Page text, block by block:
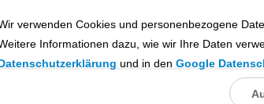
verwenden Cookies und personenbezogene
Informationen dazu, wie wir Ihre Daten
und in den Google
gleichzeitig prüfen. Die Verfügbarkeit wird
keine Ergebnisse gefunden.